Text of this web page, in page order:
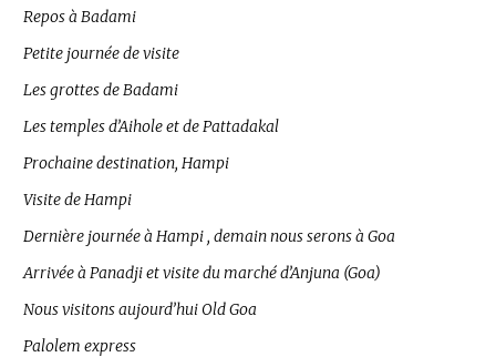
Repos à Badami
Petite journée de visite
Les grottes de Badami
Les temples d’Aihole et de Pattadakal
Prochaine destination, Hampi
Visite de Hampi
Dernière journée à Hampi , demain nous serons à Goa
Arrivée à Panadji et visite du marché d’Anjuna (Goa)
Nous visitons aujourd’hui Old Goa
Palolem express